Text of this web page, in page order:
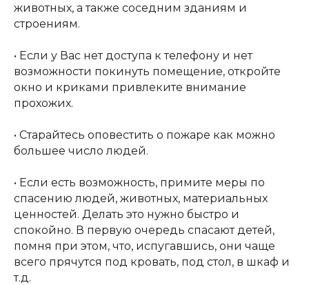
животных, а также соседним зданиям и
строениям.
• Если у Вас нет доступа к телефону и нет
возможности покинуть помещение, откройте
окно и криками привлеките внимание
прохожих.
• Старайтесь оповестить о пожаре как можно
большее число людей.
• Если есть возможность, примите меры по
спасению людей, животных, материальных
ценностей. Делать это нужно быстро и
спокойно. В первую очередь спасают детей,
помня при этом, что, испугавшись, они чаще
всего прячутся под кровать, под стол, в шкаф и
т.д.
Адрес:197198, Санкт-Петербург, Большой
проспект Петроградской стороны, д.18 ст.м.
Телеграм
Max
ВКонтакте
Политика конфиденциальности
Доступная среда